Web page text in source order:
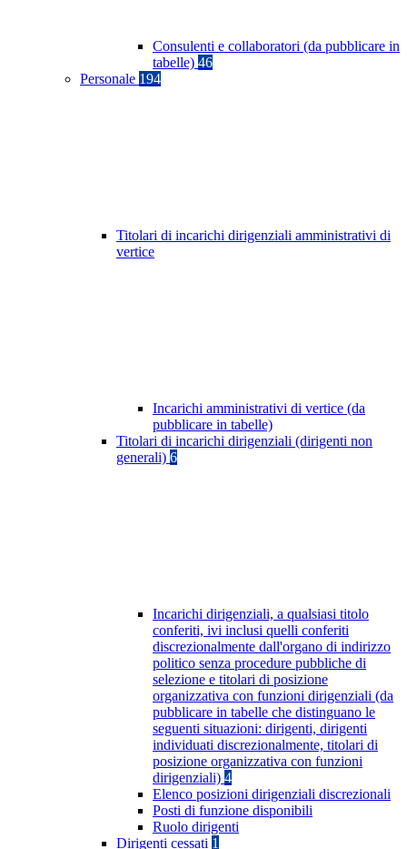
Consulenti e collaboratori (da pubblicare in
tabelle) 46
Personale 194
Titolari di incarichi dirigenziali amministrativi di
vertice
Incarichi amministrativi di vertice (da
pubblicare in tabelle)
Titolari di incarichi dirigenziali (dirigenti non
generali) 6
Incarichi dirigenziali, a qualsiasi titolo
conferiti, ivi inclusi quelli conferiti
discrezionalmente dall'organo di indirizzo
politico senza procedure pubbliche di
selezione e titolari di posizione
organizzativa con funzioni dirigenziali (da
pubblicare in tabelle che distinguano le
seguenti situazioni: dirigenti, dirigenti
individuati discrezionalmente, titolari di
posizione organizzativa con funzioni
dirigenziali) 4
Elenco posizioni dirigenziali discrezionali
Posti di funzione disponibili
Ruolo dirigenti
Dirigenti cessati 1